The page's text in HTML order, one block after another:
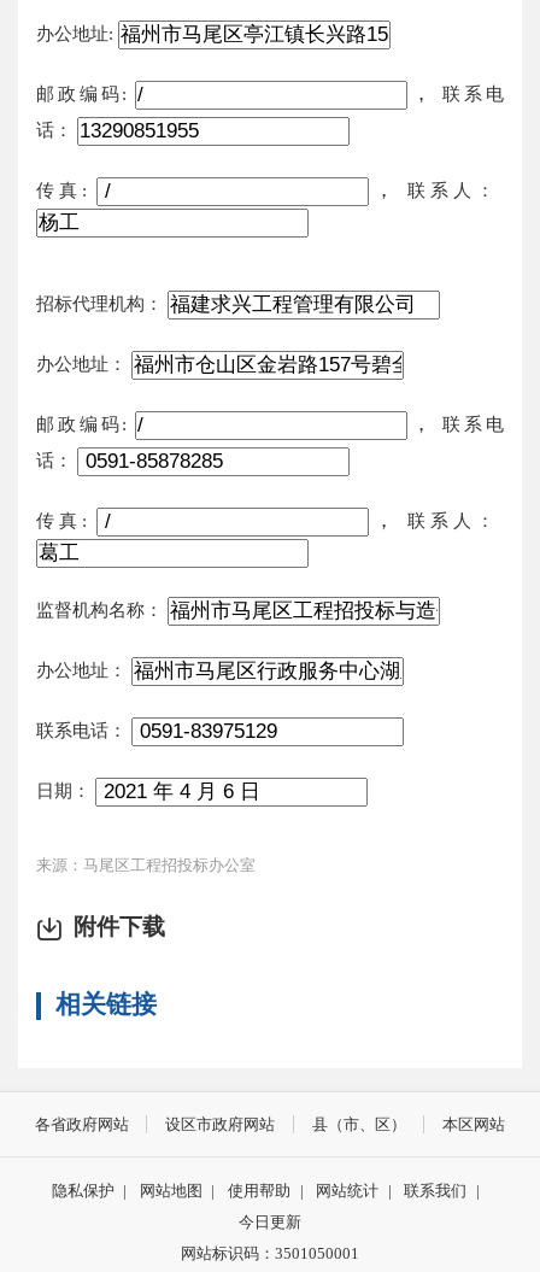
办公地址:
邮政编码: ，
联系电
话：
传真: ， 联系人：
招标代理机构：
办公地址：
邮政编码: ，
联系电
话：
传真: ， 联系人：
监督机构名称：
办公地址：
联系电话：
日期：
来源：马尾区工程招投标办公室
附件下载
相关链接
各省政府网站 设区市政府网站 县（市、区） 本区网站
隐私保护 | 网站地图 | 使用帮助 | 网站统计 | 联系我们
|
今日更新
网站标识码：3501050001